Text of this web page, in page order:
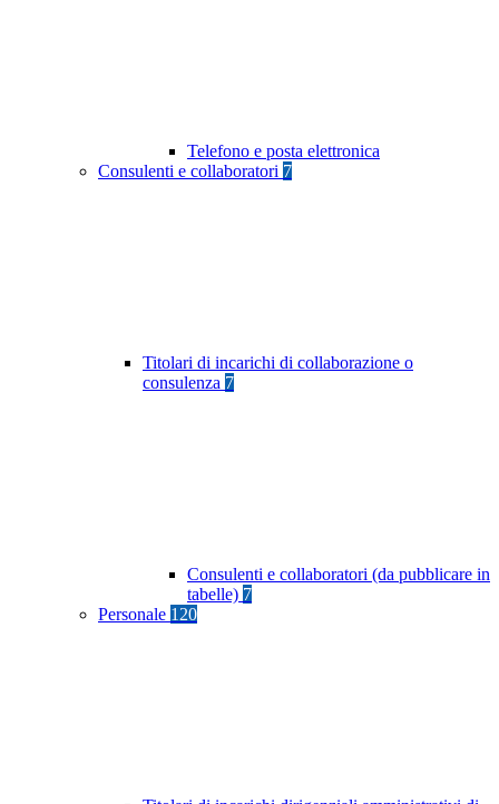
Telefono e posta elettronica
Consulenti e collaboratori 7
Titolari di incarichi di collaborazione o
consulenza 7
Consulenti e collaboratori (da pubblicare in
tabelle) 7
Personale 120